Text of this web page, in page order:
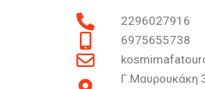
2296027916
6975655738
Γ.Μαυρουκάκη